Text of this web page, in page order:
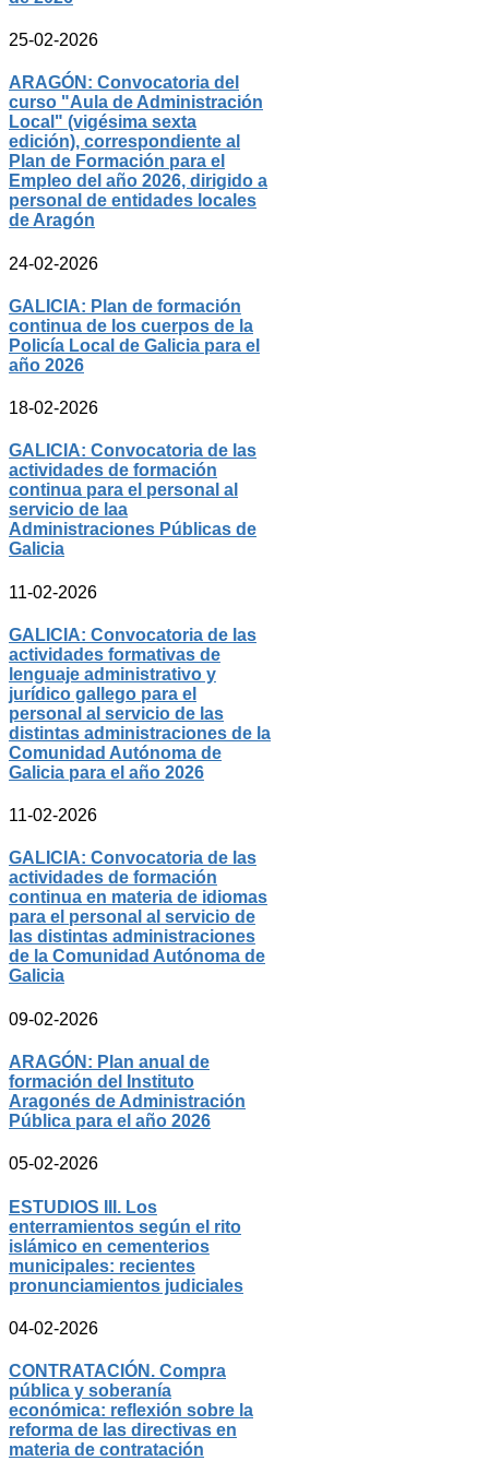
25-02-2026
ARAGÓN: Convocatoria del
curso "Aula de Administración
Local" (vigésima sexta
edición), correspondiente al
Plan de Formación para el
Empleo del año 2026, dirigido a
personal de entidades locales
de Aragón
24-02-2026
GALICIA: Plan de formación
continua de los cuerpos de la
Policía Local de Galicia para el
año 2026
18-02-2026
GALICIA: Convocatoria de las
actividades de formación
continua para el personal al
servicio de laa
Administraciones Públicas de
Galicia
11-02-2026
GALICIA: Convocatoria de las
actividades formativas de
lenguaje administrativo y
jurídico gallego para el
personal al servicio de las
distintas administraciones de la
Comunidad Autónoma de
Galicia para el año 2026
11-02-2026
GALICIA: Convocatoria de las
actividades de formación
continua en materia de idiomas
para el personal al servicio de
las distintas administraciones
de la Comunidad Autónoma de
Galicia
09-02-2026
ARAGÓN: Plan anual de
formación del Instituto
Aragonés de Administración
Pública para el año 2026
05-02-2026
ESTUDIOS III. Los
enterramientos según el rito
islámico en cementerios
municipales: recientes
pronunciamientos judiciales
04-02-2026
CONTRATACIÓN. Compra
pública y soberanía
económica: reflexión sobre la
reforma de las directivas en
materia de contratación